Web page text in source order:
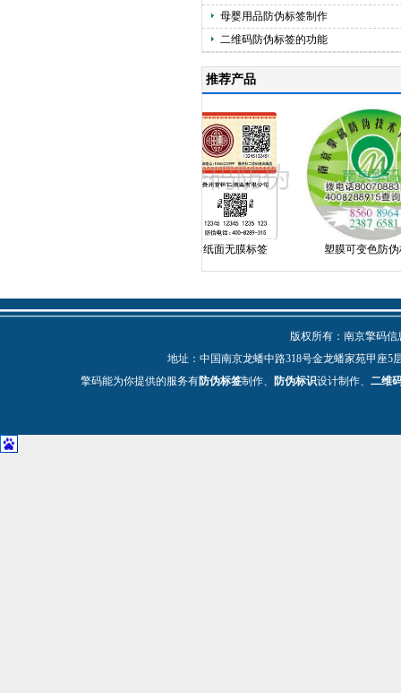
母婴用品防伪标签制作
二维码防伪标签的功能
推荐产品
纸面无膜标签 塑膜可变色防伪标
版权所有：南京擎码
地址：中国南京龙蟠中路318号金龙蟠家苑甲座5
擎码能为你提供的服务有防伪标签制作、 防伪标识设计制作、 二维